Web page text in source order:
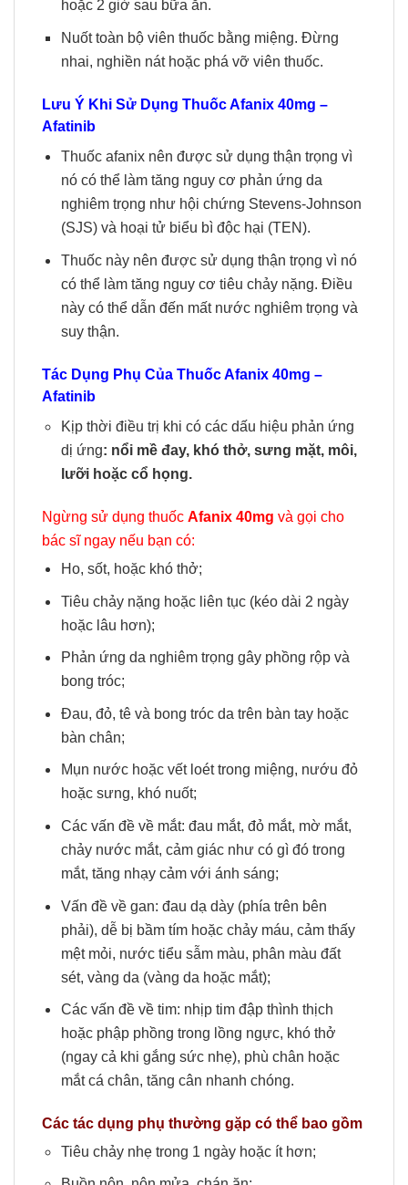
hoặc 2 giờ sau bữa ăn.
Nuốt toàn bộ viên thuốc bằng miệng. Đừng
nhai, nghiền nát hoặc phá vỡ viên thuốc.
Lưu Ý Khi Sử Dụng Thuốc Afanix 40mg –
Afatinib
Thuốc afanix nên được sử dụng thận trọng vì
nó có thể làm tăng nguy cơ phản ứng da
nghiêm trọng như hội chứng Stevens-Johnson
(SJS) và hoại tử biểu bì độc hại (TEN).
Thuốc này nên được sử dụng thận trọng vì nó
có thể làm tăng nguy cơ tiêu chảy nặng. Điều
này có thể dẫn đến mất nước nghiêm trọng và
suy thận.
Tác Dụng Phụ Của Thuốc Afanix 40mg –
Afatinib
Kịp thời điều trị khi có các dấu hiệu phản ứng
dị ứng: nổi mề đay, khó thở, sưng mặt, môi,
lưỡi hoặc cổ họng.
Ngừng sử dụng thuốc Afanix 40mg và gọi cho
bác sĩ ngay nếu bạn có:
Ho, sốt, hoặc khó thở;
Tiêu chảy nặng hoặc liên tục (kéo dài 2 ngày
hoặc lâu hơn);
Phản ứng da nghiêm trọng gây phồng rộp và
bong tróc;
Đau, đỏ, tê và bong tróc da trên bàn tay hoặc
bàn chân;
Mụn nước hoặc vết loét trong miệng, nướu đỏ
hoặc sưng, khó nuốt;
Các vấn đề về mắt: đau mắt, đỏ mắt, mờ mắt,
chảy nước mắt, cảm giác như có gì đó trong
mắt, tăng nhạy cảm với ánh sáng;
Vấn đề về gan: đau dạ dày (phía trên bên
phải), dễ bị bầm tím hoặc chảy máu, cảm thấy
mệt mỏi, nước tiểu sẫm màu, phân màu đất
sét, vàng da (vàng da hoặc mắt);
Các vấn đề về tim: nhịp tim đập thình thịch
hoặc phập phồng trong lồng ngực, khó thở
(ngay cả khi gắng sức nhẹ), phù chân hoặc
mắt cá chân, tăng cân nhanh chóng.
Các tác dụng phụ thường gặp có thể bao gồm
Tiêu chảy nhẹ trong 1 ngày hoặc ít hơn;